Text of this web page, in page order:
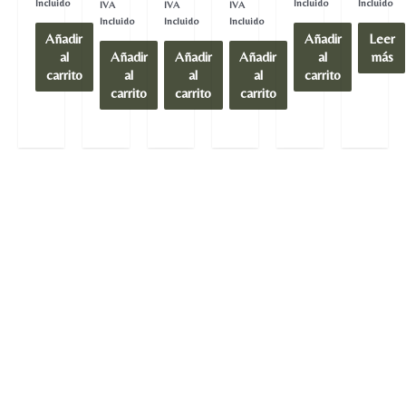
Incluido
Añadir
al
carrito
0
de
IVA
Incluido
Añadir
al
carrito
0
de
IVA
Incluido
Añadir
al
carrito
0
de
IVA
Incluido
Añadir
al
carrito
Incluido
Añadir
al
carrito
Incluido
Leer
más